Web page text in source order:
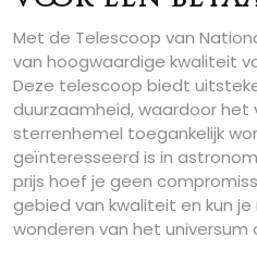
Met de Telescoop van
van hoogwaardige kwaliteit
Deze telescoop biedt
duurzaamheid, waardoor het
sterrenhemel toegankelijk
geïnteresseerd is in
prijs hoef je geen
gebied van kwaliteit en kun
wonderen van het universum